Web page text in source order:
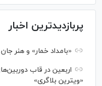
پربازدیدترین اخبار
«بامداد خمار» و هنر
اربعین در قاب
«ویترین بلاگری»